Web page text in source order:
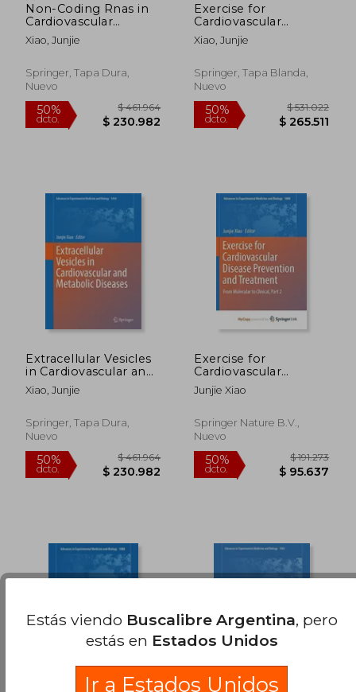
Non-Coding Rnas in
Cardiovascular
Diseases (en Inglés)
Xiao, Junjie
Springer, Tapa Dura,
Nuevo
50%
dcto.
$ 461.964
$ 230.982
Exercise for
Cardiovascular
Disease Prevention
and Treatment: From
Part 2 (en Inglés)
Xiao, Junjie
Springer, Tapa Blanda,
Nuevo
50%
dcto.
Extracellular Vesicles
in Cardiovascular and
Metabolic Diseases
(en Inglés)
Xiao, Junjie
Springer, Tapa Dura,
Nuevo
Exercise for
Cardiovascular
Disease Prevention
and Treatment: From
Part 2 (en Inglés)
Junjie Xiao
Springer Nature B.V.,
Nuevo
Estás viendo Buscalibre Argentina, pero
estás en Estados Unidos
Ir a Estados Unidos